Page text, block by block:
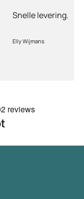
Snelle levering.
Elly Wijmans
reviews